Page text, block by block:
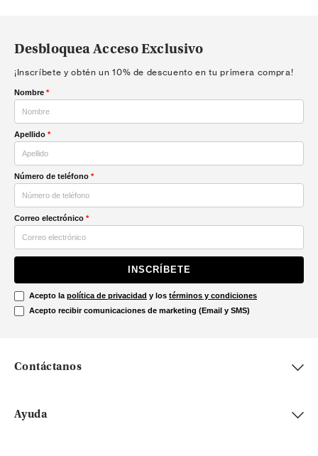
Desbloquea Acceso Exclusivo
¡Inscríbete y obtén un 10% de descuento en tu primera compra!
Nombre *
Apellido *
Número de teléfono *
Correo electrónico *
INSCRÍBETE
Acepto la política de privacidad y los términos y condiciones
Acepto recibir comunicaciones de marketing (Email y SMS)
Contáctanos
Ayuda